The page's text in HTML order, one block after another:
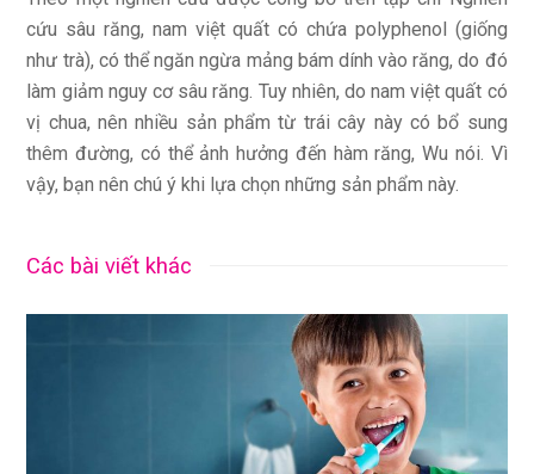
cứu sâu răng, nam việt quất có chứa polyphenol (giống
như trà), có thể ngăn ngừa mảng bám dính vào răng, do đó
làm giảm nguy cơ sâu răng. Tuy nhiên, do nam việt quất có
vị chua, nên nhiều sản phẩm từ trái cây này có bổ sung
thêm đường, có thể ảnh hưởng đến hàm răng, Wu nói. Vì
vậy, bạn nên chú ý khi lựa chọn những sản phẩm này.
Các bài viết khác